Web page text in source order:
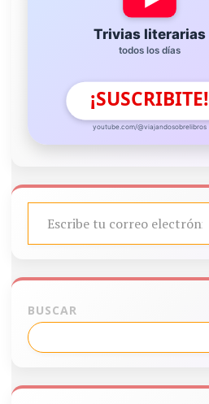
Trivias literarias
todos los días
¡SUSCRIBITE!
youtube.com/@viajandosobrelibros
ESCRIBE TU CORREO ELECTRÓNICO…
BUSCAR